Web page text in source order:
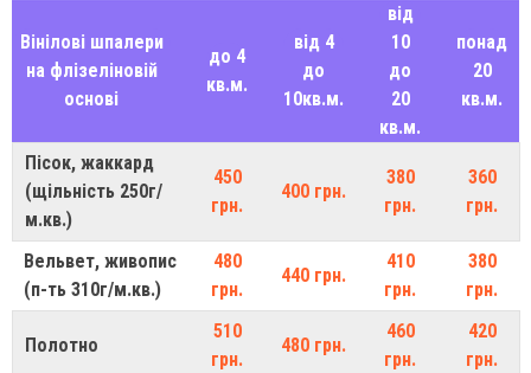
Вінілові шпалери
на флізеліновій
основі
до 4
кв.м.
від 4
до
10кв.м.
від
10
до
20
кв.м.
понад
20
кв.м.
Пісок, жаккард
(щільність 250г/
м.кв.)
450
грн.
400 грн.
380
грн.
360
грн.
Вельвет, живопис
(п-ть 310г/м.кв.)
480
грн.
440 грн.
410
грн.
380
грн.
Полотно
510
грн.
480 грн.
460
грн.
420
грн.